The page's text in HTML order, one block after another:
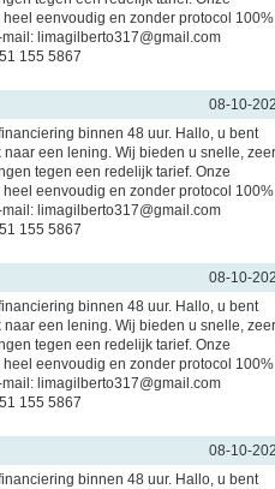
eenvoudig en zonder protocol 100%
limagilberto317@gmail.com
155 5867
08-10-
binnen 48 uur. Hallo, u bent
een lening. Wij bieden u snelle, zeer
tegen een redelijk tarief. Onze
eenvoudig en zonder protocol 100%
limagilberto317@gmail.com
155 5867
08-10-
binnen 48 uur. Hallo, u bent
een lening. Wij bieden u snelle, zeer
tegen een redelijk tarief. Onze
eenvoudig en zonder protocol 100%
limagilberto317@gmail.com
155 5867
08-10-
binnen 48 uur. Hallo, u bent